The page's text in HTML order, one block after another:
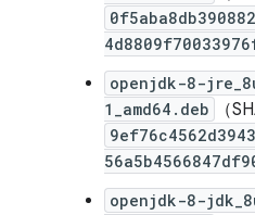
openjdk-8-
1_amd64.deb
（
openjdk-8-